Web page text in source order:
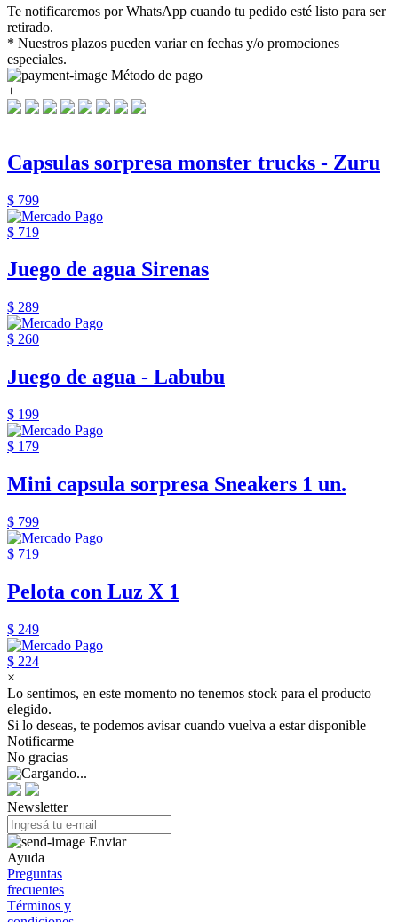
Te notificaremos por WhatsApp cuando tu pedido esté listo para ser
retirado.
* Nuestros plazos pueden variar en fechas y/o promociones
especiales.
Método de pago
+
Capsulas sorpresa monster trucks - Zuru
$ 799
$ 719
Juego de agua Sirenas
$ 289
$ 260
Juego de agua - Labubu
$ 199
$ 179
Mini capsula sorpresa Sneakers 1 un.
$ 799
$ 719
Pelota con Luz X 1
$ 249
$ 224
×
Lo sentimos, en este momento no tenemos stock para el producto
elegido.
Si lo deseas, te podemos avisar cuando vuelva a estar disponible
Notificarme
No gracias
Newsletter
Enviar
Ayuda
Preguntas
frecuentes
Términos y